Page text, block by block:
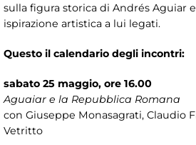
sulla figura storica di Andrés Aguiar
ispirazione artistica a lui legati.
Questo il calendario degli incontri:
sabato 25 maggio, ore 16.00
Aguaiar e la Repubblica Romana
con Giuseppe Monasagrati, Claudio
Vetritto